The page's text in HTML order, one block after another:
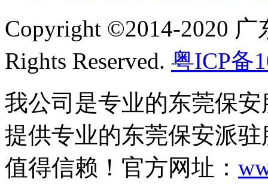
Copyright ©2014-2020
Rights Reserved. 粤ICP备
我公司是专业的东莞保
提供专业的东莞保安派
值得信赖！官方网址：